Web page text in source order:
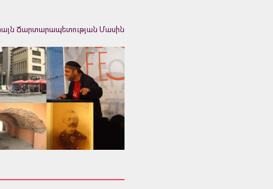
Ճարտարապետության Մասին